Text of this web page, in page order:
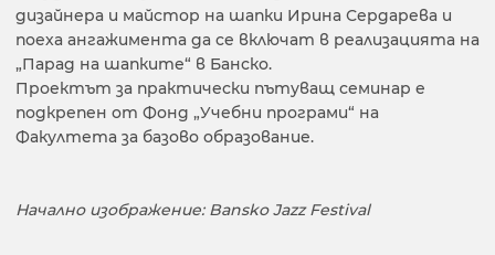
дизайнера и майстор на шапки Ирина Сердарева и
поеха ангажимента да се включат в реализацията на
„Парад на шапките“ в Банско.
Проектът за практически пътуващ семинар е
подкрепен от Фонд „Учебни програми“ на
Факултета за базово образование.
Начално изображение: Bansko Jazz Festival